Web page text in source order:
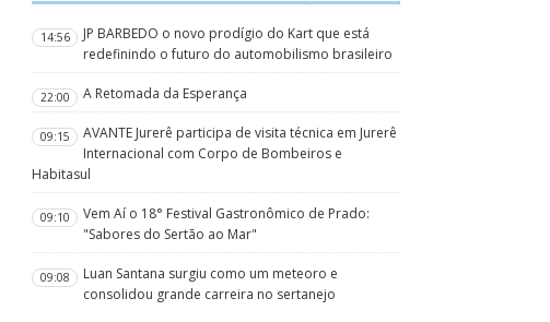
14:56
JP BARBEDO o novo prodígio do Kart que está
redefinindo o futuro do automobilismo brasileiro
22:00 A Retomada da Esperança
09:15
AVANTE Jurerê participa de visita técnica em Jurerê
Internacional com Corpo de Bombeiros e
Habitasul
09:10
Vem Aí o 18° Festival Gastronômico de Prado:
"Sabores do Sertão ao Mar"
09:08
Luan Santana surgiu como um meteoro e
consolidou grande carreira no sertanejo